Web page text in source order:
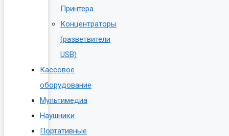
Принтера
Концентраторы
(разветвители
USB)
Кассовое
оборудование
Мультимедиа
Наушники
Портативные